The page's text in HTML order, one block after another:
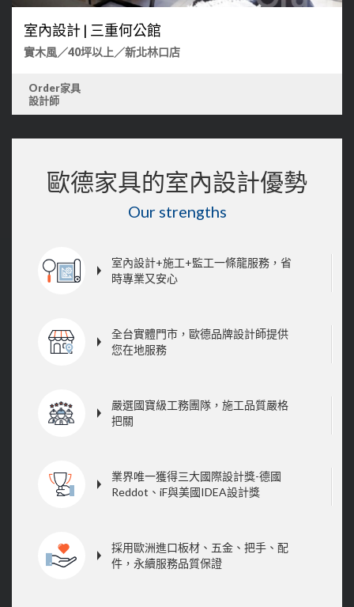
室內設計 | 三重何公館
實木風／40坪以上 ／新北林口店
Order家具
設計師
歐德家具的室內設計優勢
Our strengths
室內設計+施工+監工一條龍服務，省
時專業又安心
全台實體門市，歐德品牌設計師提供
您在地服務
嚴選國寶級工務團隊，施工品質嚴格
把關
業界唯一獲得三大國際設計獎-德國
Reddot、iF與美國IDEA設計獎
採用歐洲進口板材、五金、把手、配
件，永續服務品質保證